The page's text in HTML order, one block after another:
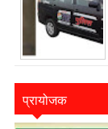
प्रायोजक